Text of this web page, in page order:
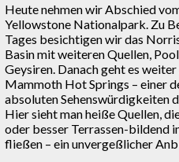
Heute nehmen wir Abschied
Yellowstone Nationalpark. Zu
Tages besichtigen wir das
Basin mit weiteren Quellen,
Geysiren. Danach geht es weiter
Mammoth Hot Springs – einer
absoluten Sehenswürdigkeiten
Hier sieht man heiße Quellen,
oder besser Terrassen-bildend
fließen – ein unvergeßlicher